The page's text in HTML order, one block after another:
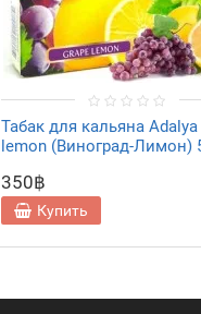
Табак для кальяна Adalya
lemon (Виноград-Лимон)
350฿
Купить